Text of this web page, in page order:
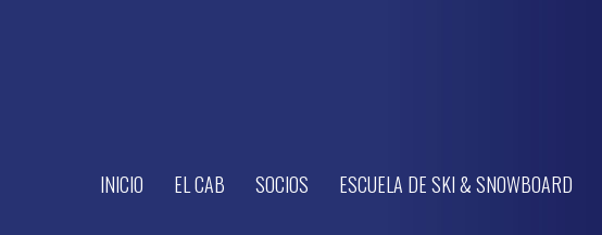
INICIO EL CAB SOCIOS ESCUELA DE SKI & SNOWBOARD